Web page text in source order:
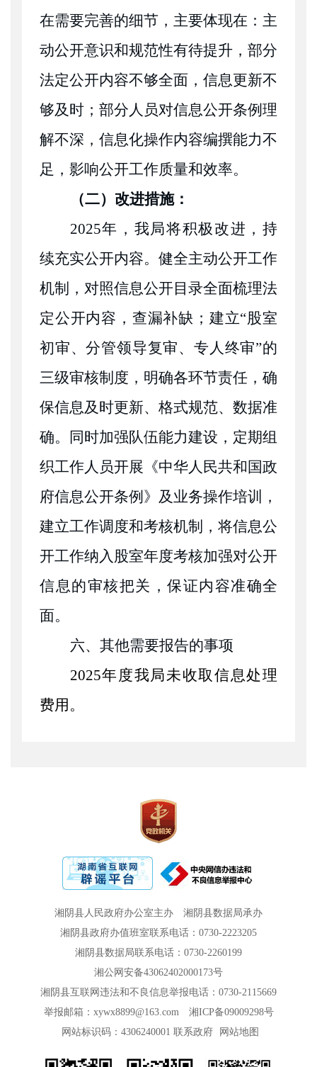
在需要完善的细节，主要体现在：主
动公开意识和规范性有待提升，部分
法定公开内容不够全面，信息更新不
够及时；部分人员对信息公开条例理
解不深，信息化操作内容编撰能力不
足，影响公开工作质量和效率。
（二）改进措施：
2025年，我局将积极改进，持
续充实公开内容。健全主动公开工作
机制，对照信息公开目录全面梳理法
定公开内容，查漏补缺；建立“股室
初审、分管领导复审、专人终审”的
三级审核制度，明确各环节责任，确
保信息及时更新、格式规范、数据准
确。同时加强队伍能力建设，定期组
织工作人员开展《中华人民共和国政
府信息公开条例》及业务操作培训，
建立工作调度和考核机制，将信息公
开工作纳入股室年度考核加强对公开
信息的审核把关，保证内容准确全
面。
六、 其他需要报告的事项
2025年度我局未收取信息处理
费用 。
湘阴县人民政府办公室主办
湘阴县数据局承办
湘阴县政府办值班室联系电话：0730-2223205
湘阴县数据局联系电话：0730-2260199
湘公网安备43062402000173号
湘阴县互联网违法和不良信息举报电话：0730-2115669
举报邮箱：xywx8899@163.com
湘ICP备09009298号
网站标识码：4306240001 联系政府 网站地图